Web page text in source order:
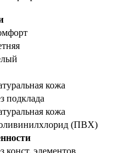
кожа
подклада
кожа
(ПВХ)